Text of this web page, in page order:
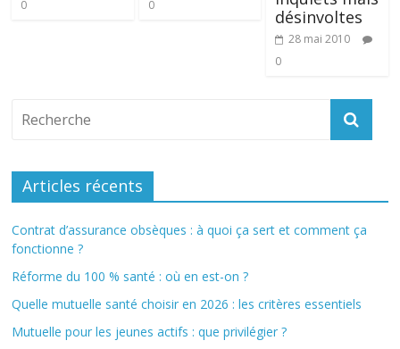
0 0
désinvoltes
28 mai 2010
0
Articles récents
Contrat d’assurance obsèques : à quoi ça sert et comment ça
fonctionne ?
Réforme du 100 % santé : où en est-on ?
Quelle mutuelle santé choisir en 2026 : les critères essentiels
Mutuelle pour les jeunes actifs : que privilégier ?